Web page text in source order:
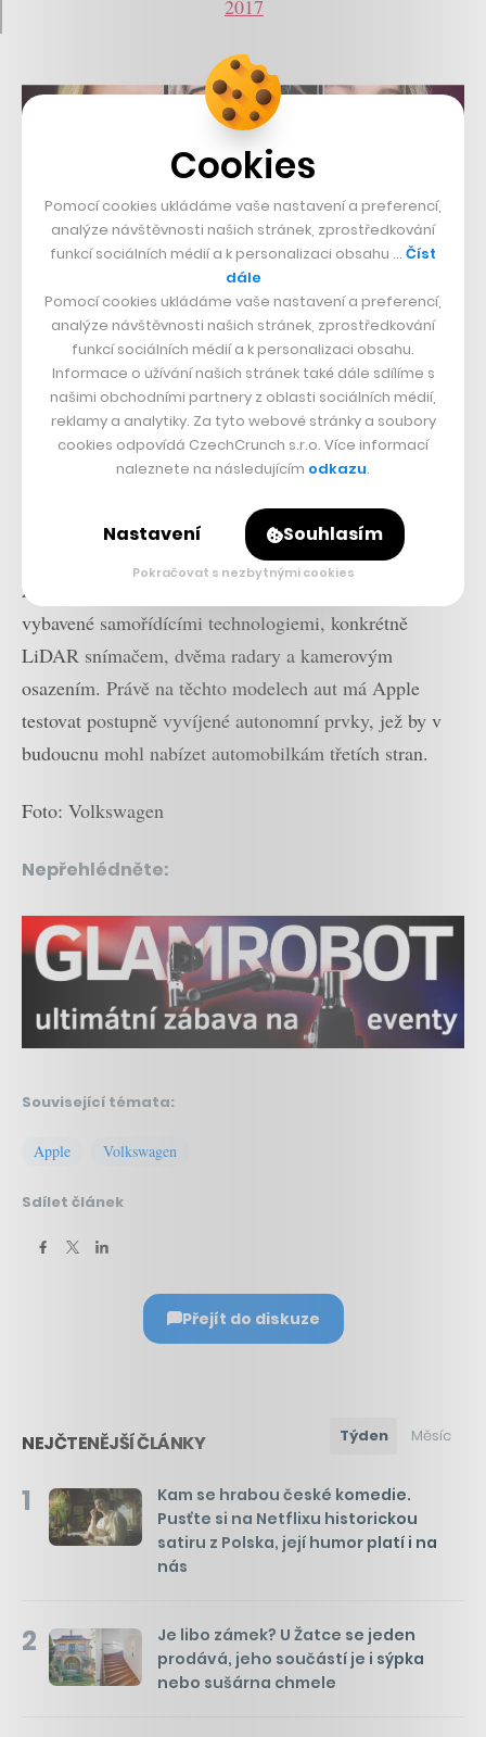
2017
Například serveru Bloomberg se loni v květnu podařilo
získat
vybavené samořídícími technologiemi, konkrétně
LiDAR snímačem, dvěma radary a kamerovým
osazením. Právě na těchto modelech aut má Apple
testovat postupně vyvíjené autonomní prvky, jež by v
budoucnu mohl nabízet automobilkám třetích stran.
Foto: Volkswagen
Nepřehlédněte:
Související témata:
Apple Volkswagen
Sdílet článek
Přejít do diskuze
NEJČTENĚJŠÍ ČLÁNKY Týden Měsíc
1
Kam se hrabou české komedie.
Pusťte si na Netflixu historickou
satiru z Polska, její humor platí i na
nás
2
Je libo zámek? U Žatce se jeden
prodává, jeho součástí je i sýpka
nebo sušárna chmele
Cookies
Pomocí cookies ukládáme vaše nastavení a preferencí,
analýze návštěvnosti našich stránek, zprostředkování
funkcí sociálních médií a k personalizaci obsahu … Číst
dále
Pomocí cookies ukládáme vaše nastavení a preferencí,
analýze návštěvnosti našich stránek, zprostředkování
funkcí sociálních médií a k personalizaci obsahu.
Informace o užívání našich stránek také dále sdílíme s
našimi obchodními partnery z oblasti sociálních médií,
reklamy a analytiky. Za tyto webové stránky a soubory
cookies odpovídá CzechCrunch s.r.o. Více informací
naleznete na následujícím odkazu.
Nastavení Souhlasím
Pokračovat s nezbytnými cookies